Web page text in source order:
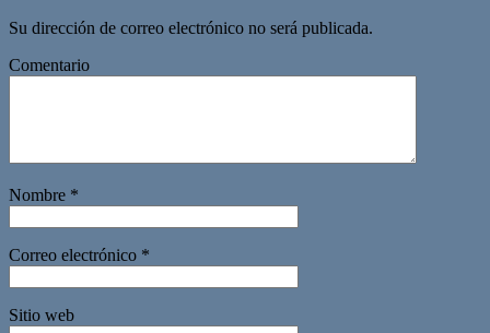
Su dirección de correo electrónico no será publicada.
Comentario
Nombre *
Correo electrónico *
Sitio web